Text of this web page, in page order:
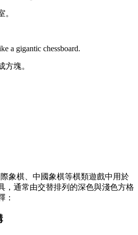
。
a gigantic chessboard.
方塊。
際象棋、中國象棋等棋類遊戲中用於
，通常由交替排列的深色與淺色方格
：